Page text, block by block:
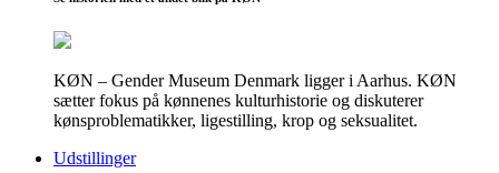
KØN – Gender Museum Denmark ligger i Aarhus. KØN
sætter fokus på kønnenes kulturhistorie og diskuterer
kønsproblematikker, ligestilling, krop og seksualitet.
Udstillinger